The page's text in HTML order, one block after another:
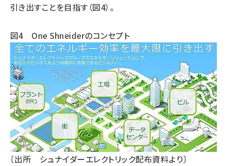
引き出すことを目指す（図4）。
図4 One Shneiderのコンセプト
〔出所 シュナイダーエレクトリック配布資料より〕